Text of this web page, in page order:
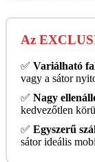
Az
✅ Variálható
vagy a sátor
✅ Nagy
kedvezőtlen
✅ Egyszerű
sátor ideális